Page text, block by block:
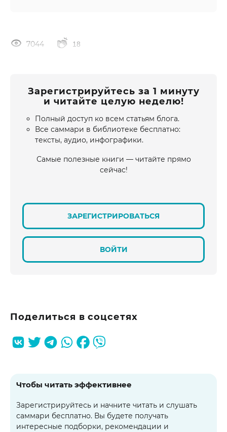
7044 18
Зарегистрируйтесь за 1 минуту
и читайте целую неделю!
Полный доступ ко всем статьям блога.
Все саммари в библиотеке бесплатно:
тексты, аудио, инфографики.
Самые полезные книги — читайте прямо
сейчас!
ЗАРЕГИСТРИРОВАТЬСЯ
ВОЙТИ
Поделиться в соцсетях
Чтобы читать эффективнее
Зарегистрируйтесь и начните читать и слушать
саммари бесплатно. Вы будете получать
интересные подборки, рекомендации и